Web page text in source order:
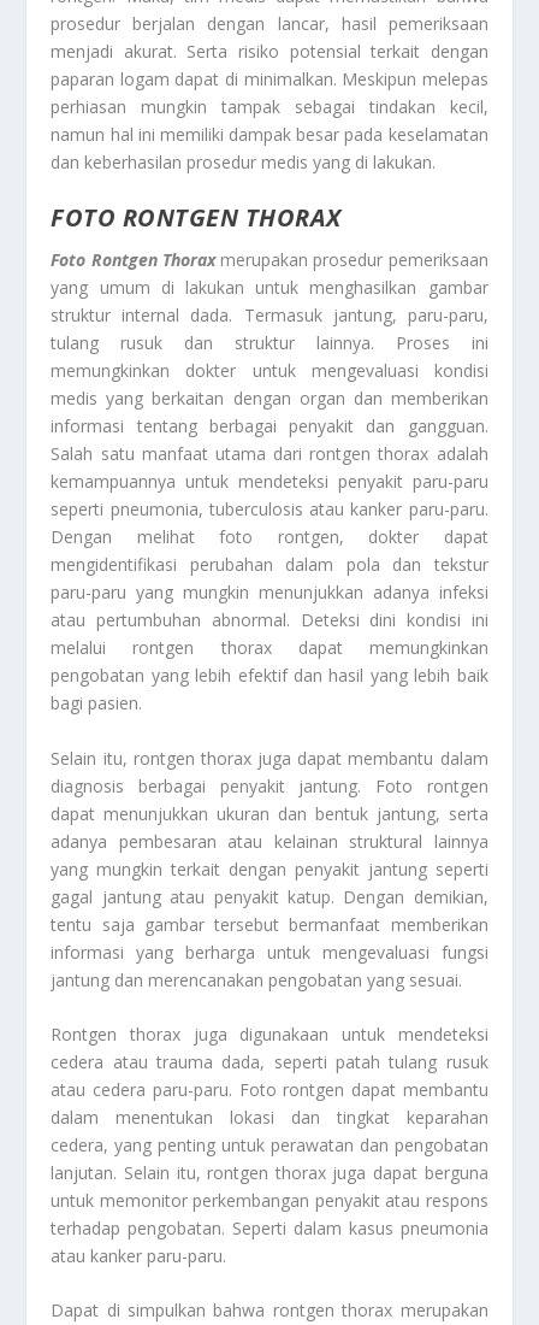
prosedur berjalan dengan lancar, hasil pemeriksaan
menjadi akurat. Serta risiko potensial terkait dengan
paparan logam dapat di minimalkan. Meskipun melepas
perhiasan mungkin tampak sebagai tindakan kecil,
namun hal ini memiliki dampak besar pada keselamatan
dan keberhasilan prosedur medis yang di lakukan.
FOTO RONTGEN THORAX
Foto Rontgen Thoraxmerupakan prosedur pemeriksaan
yang umum di lakukan untuk menghasilkan gambar
struktur internal dada. Termasuk jantung, paru-paru,
tulang rusuk dan struktur lainnya. Proses ini
memungkinkan dokter untuk mengevaluasi kondisi
medis yang berkaitan dengan organ dan memberikan
informasi tentang berbagai penyakit dan gangguan.
Salah satu manfaat utama dari rontgen thorax adalah
kemampuannya untuk mendeteksi penyakit paru-paru
seperti pneumonia, tuberculosis atau kanker paru-paru.
Dengan melihat foto rontgen, dokter dapat
mengidentifikasi perubahan dalam pola dan tekstur
paru-paru yang mungkin menunjukkan adanya infeksi
atau pertumbuhan abnormal. Deteksi dini kondisi ini
melalui rontgen thorax dapat memungkinkan
pengobatan yang lebih efektif dan hasil yang lebih baik
bagi pasien.
Selain itu, rontgen thorax juga dapat membantu dalam
diagnosis berbagai penyakit jantung. Foto rontgen
dapat menunjukkan ukuran dan bentuk jantung, serta
adanya pembesaran atau kelainan struktural lainnya
yang mungkin terkait dengan penyakit jantung seperti
gagal jantung atau penyakit katup. Dengan demikian,
tentu saja gambar tersebut bermanfaat memberikan
informasi yang berharga untuk mengevaluasi fungsi
jantung dan merencanakan pengobatan yang sesuai.
Rontgen thorax juga digunakaan untuk mendeteksi
cedera atau trauma dada, seperti patah tulang rusuk
atau cedera paru-paru. Foto rontgen dapat membantu
dalam menentukan lokasi dan tingkat keparahan
cedera, yang penting untuk perawatan dan pengobatan
lanjutan. Selain itu, rontgen thorax juga dapat berguna
untuk memonitor perkembangan penyakit atau respons
terhadap pengobatan. Seperti dalam kasus pneumonia
atau kanker paru-paru.
Dapat di simpulkan bahwa rontgen thorax merupakan